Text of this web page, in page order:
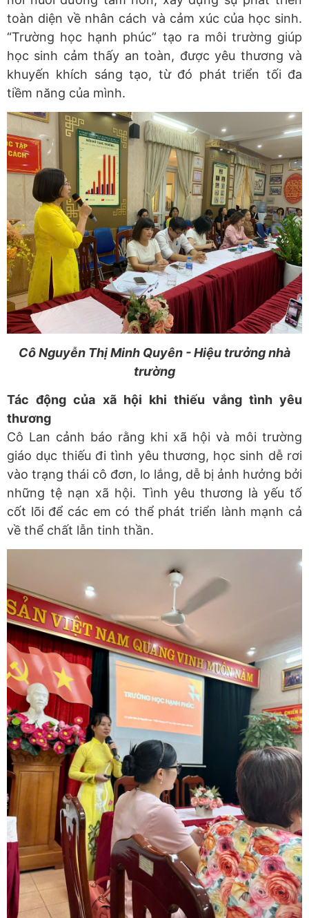
toàn diện về nhân cách và cảm xúc của học sinh.
“Trường học hạnh phúc” tạo ra môi trường giúp
học sinh cảm thấy an toàn, được yêu thương và
khuyến khích sáng tạo, từ đó phát triển tối đa
tiềm năng của mình.
Cô Nguyễn Thị Minh Quyên - Hiệu trưởng nhà
trường
Tác động của xã hội khi thiếu vắng tình yêu
thương
Cô Lan cảnh báo rằng khi xã hội và môi trường
giáo dục thiếu đi tình yêu thương, học sinh dễ rơi
vào trạng thái cô đơn, lo lắng, dễ bị ảnh hưởng bởi
những tệ nạn xã hội. Tình yêu thương là yếu tố
cốt lõi để các em có thể phát triển lành mạnh cả
về thể chất lẫn tinh thần.